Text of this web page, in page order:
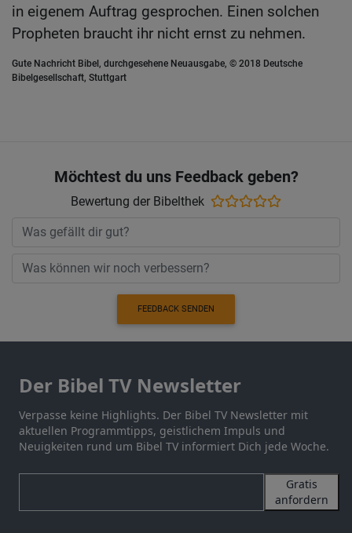
in eigenem Auftrag gesprochen. Einen solchen
Propheten braucht ihr nicht ernst zu nehmen.
Gute Nachricht Bibel, durchgesehene Neuausgabe, © 2018 Deutsche
Bibelgesellschaft, Stuttgart
Möchtest du uns Feedback geben?
Bewertung der Bibelthek
FEEDBACK SENDEN
Der Bibel TV Newsletter
Verpasse keine Highlights. Der Bibel TV Newsletter mit
aktuellen Programmtipps, geistlichem Impuls und
Neuigkeiten rund um Bibel TV informiert Dich jede Woche.
Gratis
anfordern